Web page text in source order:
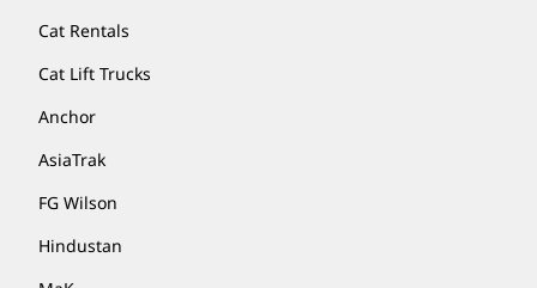
Cat Rentals
Cat Lift Trucks
Anchor
AsiaTrak
FG Wilson
Hindustan